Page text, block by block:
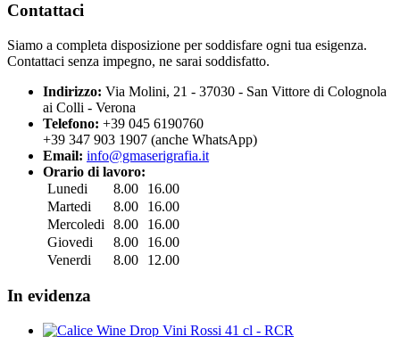
Contattaci
Siamo a completa disposizione per soddisfare ogni tua esigenza.
Contattaci senza impegno, ne sarai soddisfatto.
Indirizzo: Via Molini, 21 - 37030 - San Vittore di Colognola
ai Colli - Verona
Telefono: +39 045 6190760
+39 347 903 1907 (anche WhatsApp)
Email: info@gmaserigrafia.it
Orario di lavoro:
Lunedi
8.00
16.00
Martedi
8.00
16.00
Mercoledi
8.00
16.00
Giovedi
8.00
16.00
Venerdi
8.00 12.00
In evidenza